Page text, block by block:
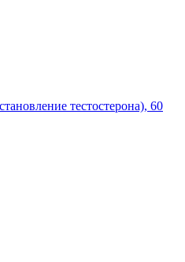
тестостерона), 60